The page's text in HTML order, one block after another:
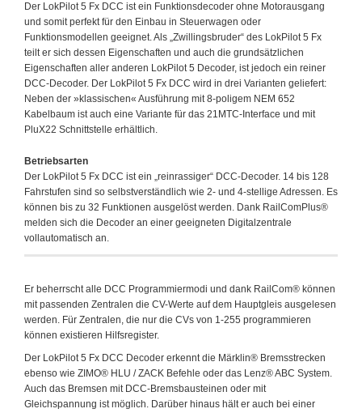
Der LokPilot 5 Fx DCC ist ein Funktionsdecoder ohne Motorausgang
und somit perfekt für den Einbau in Steuerwagen oder
Funktionsmodellen geeignet. Als „Zwillingsbruder“ des LokPilot 5 Fx
teilt er sich dessen Eigenschaften und auch die grundsätzlichen
Eigenschaften aller anderen LokPilot 5 Decoder, ist jedoch ein reiner
DCC-Decoder. Der LokPilot 5 Fx DCC wird in drei Varianten geliefert:
Neben der »klassischen« Ausführung mit 8-poligem NEM 652
Kabelbaum ist auch eine Variante für das 21MTC-Interface und mit
PluX22 Schnittstelle erhältlich.
Betriebsarten
Der LokPilot 5 Fx DCC ist ein „reinrassiger“ DCC-Decoder. 14 bis 128
Fahrstufen sind so selbstverständlich wie 2- und 4-stellige Adressen. Es
können bis zu 32 Funktionen ausgelöst werden. Dank RailComPlus®
melden sich die Decoder an einer geeigneten Digitalzentrale
vollautomatisch an.
Er beherrscht alle DCC Programmiermodi und dank RailCom® können
mit passenden Zentralen die CV-Werte auf dem Hauptgleis ausgelesen
werden. Für Zentralen, die nur die CVs von 1-255 programmieren
können existieren Hilfsregister.
Der LokPilot 5 Fx DCC Decoder erkennt die Märklin® Bremsstrecken
ebenso wie ZIMO® HLU / ZACK Befehle oder das Lenz® ABC System.
Auch das Bremsen mit DCC-Bremsbausteinen oder mit
Gleichspannung ist möglich. Darüber hinaus hält er auch bei einer